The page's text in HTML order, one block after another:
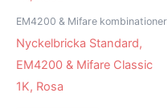
EM4200 & Mifare kombinationer
Nyckelbricka Standard,
EM4200 & Mifare Classic
1K, Rosa